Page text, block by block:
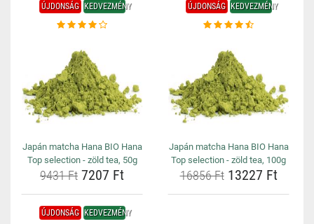
ÚJDONSÁG KEDVEZMÉNY
Japán matcha Hana BIO Hana
Top selection - zöld tea, 50g
9431 Ft 7207 Ft
ÚJDONSÁG KEDVEZMÉNY
Japán matcha Hana BIO Hana
Top selection - zöld tea, 100g
16856 Ft13227 Ft
ÚJDONSÁG KEDVEZMÉNY